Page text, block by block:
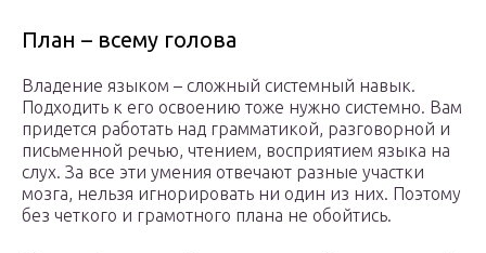
План – всему голова
Владение языком – сложный системный навык.
Подходить к его освоению тоже нужно системно. Вам
придется работать над грамматикой, разговорной и
письменной речью, чтением, восприятием языка на
слух. За все эти умения отвечают разные участки
мозга, нельзя игнорировать ни один из них. Поэтому
без четкого и грамотного плана не обойтись.